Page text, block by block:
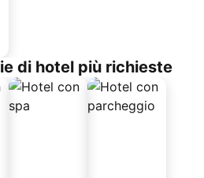
di hotel più richieste